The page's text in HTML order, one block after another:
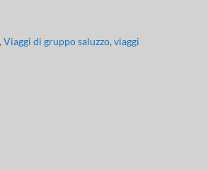
,Viaggi di gruppo saluzzo,viaggi